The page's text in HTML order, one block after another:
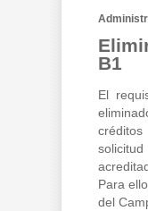
B1
El
Para
del